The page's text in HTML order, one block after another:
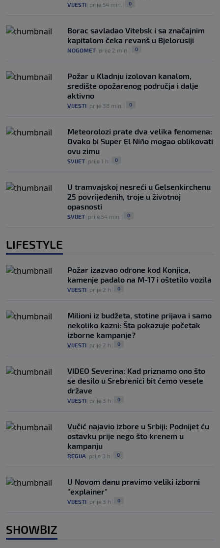
VIJESTI prije 54 min. 0
Borac savladao Vitebsk i sa značajnim
kapitalom čeka revanš u Bjelorusiji
NOGOMET prije 2 min. 0
Požar u Kladnju izolovan kanalom,
središte opožarenog područja i dalje
aktivno
VIJESTI prije 38 min. 0
Meteorolozi prate dva velika fenomena:
Ovako bi Super El Niño mogao oblikovati
ovu zimu
SVIJET prije 1 h 0
U tramvajskoj nesreći u Gelsenkirchenu
25 povrijeđenih, troje u životnoj
opasnosti
SVIJET prije 54 min. 0
LIFESTYLE
Požar izazvao odrone kod Konjica,
kamenje padalo na M-17 i oštetilo vozila
VIJESTI prije 2 h 0
Milioni iz budžeta, stotine prijava i samo
nekoliko kazni: Šta pokazuje početak
izborne kampanje?
VIJESTI prije 2 h 0
VIDEO Severina: Kad priznamo ono što
se desilo u Srebrenici bit ćemo vesele
države
VIJESTI prije 3 h 0
Vučić najavio izbore u Srbiji: Podnijet ću
ostavku prije nego što krenem u
kampanju
REGIJA prije 3 h 0
U Novom danu pravimo veliki izborni
"explainer"
VIJESTI prije 3 h 0
SHOWBIZ